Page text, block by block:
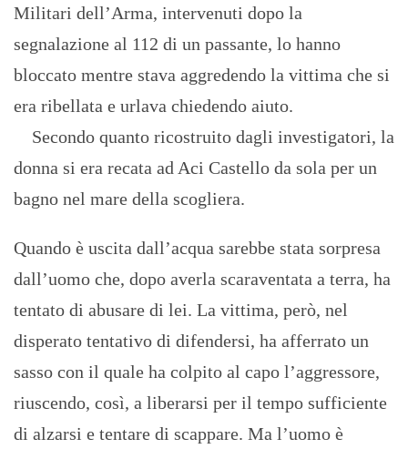
Militari dell’Arma, intervenuti dopo la
segnalazione al 112 di un passante, lo hanno
bloccato mentre stava aggredendo la vittima che si
era ribellata e urlava chiedendo aiuto.
Secondo quanto ricostruito dagli investigatori, la
donna si era recata ad Aci Castello da sola per un
bagno nel mare della scogliera.
Quando è uscita dall’acqua sarebbe stata sorpresa
dall’uomo che, dopo averla scaraventata a terra, ha
tentato di abusare di lei. La vittima, però, nel
disperato tentativo di difendersi, ha afferrato un
sasso con il quale ha colpito al capo l’aggressore,
riuscendo, così, a liberarsi per il tempo sufficiente
di alzarsi e tentare di scappare. Ma l’uomo è